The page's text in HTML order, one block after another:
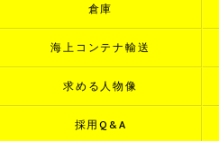
倉庫
海上コンテナ輸送
求める人物像
採用Q&A